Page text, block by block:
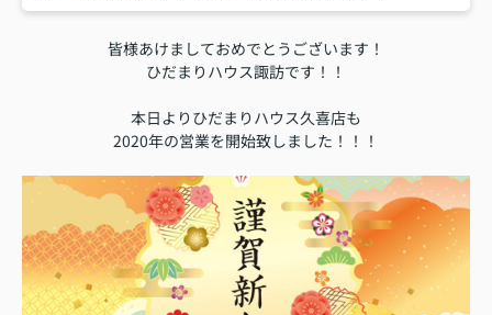
皆様あけましておめでとうございます！
ひだまりハウス諏訪です！！
本日よりひだまりハウス久喜店も
2020年の営業を開始致しました！！！